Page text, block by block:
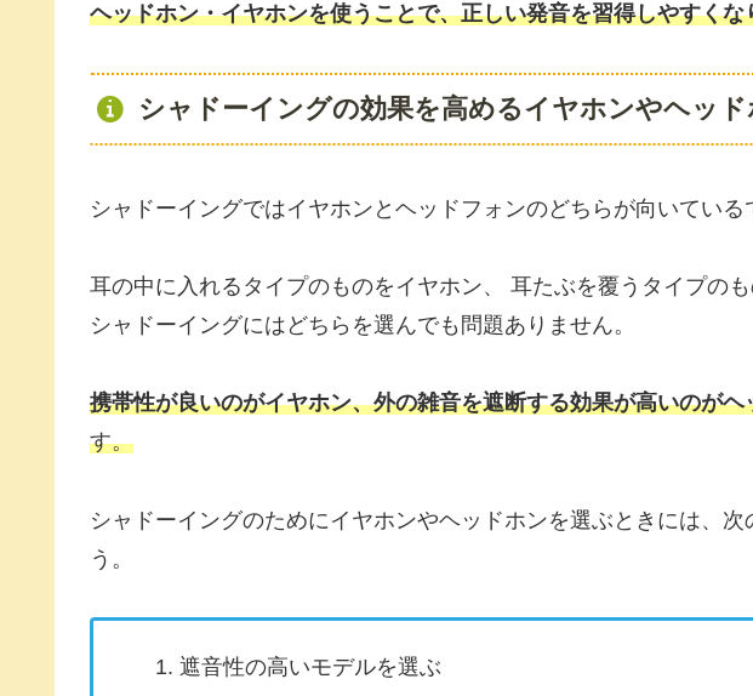
ヘッドホン・イヤホンを使うことで、正しい発音を習得しやすくな
シャドーイングの効果を高めるイヤホンやヘッ
シャドーイングではイヤホンとヘッドフォンのどちらが向いている
耳の中に入れるタイプのものをイヤホン、 耳たぶを覆うタイプの
シャドーイングにはどちらを選んでも問題ありません。
携帯性が良いのがイヤホン、外の雑音を遮断する効果が高いのがヘ
す。
シャドーイングのためにイヤホンやヘッドホンを選ぶときには、次
う。
遮音性の高いモデルを選ぶ